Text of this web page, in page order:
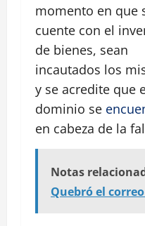
momento en que
cuente con el
de bienes, sean
incautados los
y se acredite que
dominio se
en cabeza de la
Notas
Quebró el